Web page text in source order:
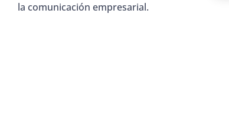
la comunicación empresarial.